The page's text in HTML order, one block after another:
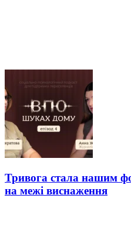
Тривога стала нашим
на межі виснаження